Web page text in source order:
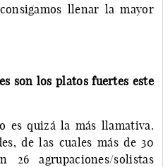
llenar la mayor
son los platos fuertes este
es quizá la más llamativa.
de las cuales más de 30
26 agrupaciones/solistas